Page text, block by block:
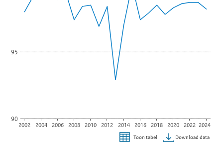
De grafiek heeft 1 Y-as die Percentage weergeeft.
90
95
2002 2004 2006 2008 2010 2012 2014 2016 2018 2020 2022 2024
Toon tabel Download data